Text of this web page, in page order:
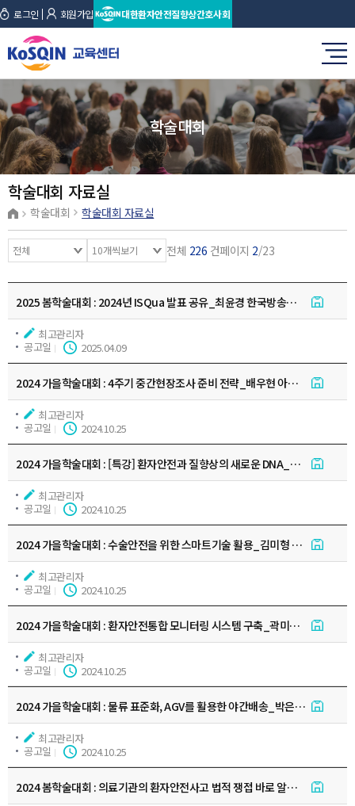
로그인 회원가입 대한환자안전질향상간호사회
학술대회
학술대회 자료실
학술대회 학술대회 자료실
전체 226 건페이지 2/23
2025 봄학술대회 : 2024년 ISQua 발표 공유_최윤경 한국방송통신대학교
최고관리자
공고일
2025.04.09
2024 가을학술대회 : 4주기 중간현장조사 준비 전략_배우현 아주대학교병원
최고관리자
공고일
2024.10.25
2024 가을학술대회 : [특강] 환자안전과 질향상의 새로운 DNA_정헌재
최고관리자
공고일
2024.10.25
2024 가을학술대회 : 수술안전을 위한 스마트기술 활용_김미형 서울대학교병
최고관리자
공고일
2024.10.25
2024 가을학술대회 : 환자안전통합 모니터링 시스템 구축_곽미정 고려대학교
최고관리자
공고일
2024.10.25
2024 가을학술대회 : 물류 표준화, AGV를 활용한 야간배송_박은경 삼성서울
최고관리자
공고일
2024.10.25
2024 봄학술대회 : 의료기관의 환자안전사고 법적 쟁접 바로 알기-의료사고